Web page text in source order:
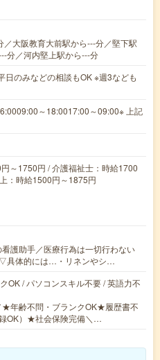
／大阪教育大前駅から---分／堅下駅
分／河内堅上駅から---分
日のみなどの相談もOK ※週3なども
～18:0017:00～09:00※ 上記
～1750円 / 介護福祉士：時給1700
：時給1500円～1875円
護助手／医療行為は一切行わない
具体的には…・リネンやシ…
OK / パソコンスキル不要 / 英語力不
★年齢不問・ブランクOK★履歴書不
OK）★社会保険完備＼…